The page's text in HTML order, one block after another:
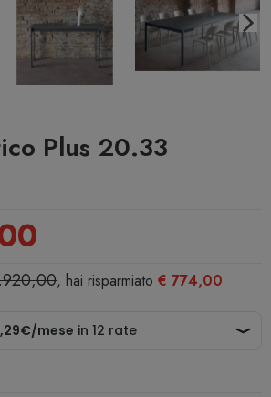
Plus 20.33
, hai risparmiato € 774,00